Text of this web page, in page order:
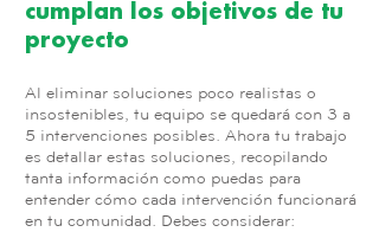
cumplan los objetivos de tu
proyecto
Al eliminar soluciones poco realistas o
insostenibles, tu equipo se quedará con 3 a
5 intervenciones posibles. Ahora tu trabajo
es detallar estas soluciones, recopilando
tanta información como puedas para
entender cómo cada intervención funcionará
en tu comunidad. Debes considerar: